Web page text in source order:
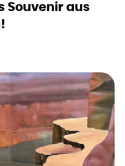
Souvenir aus